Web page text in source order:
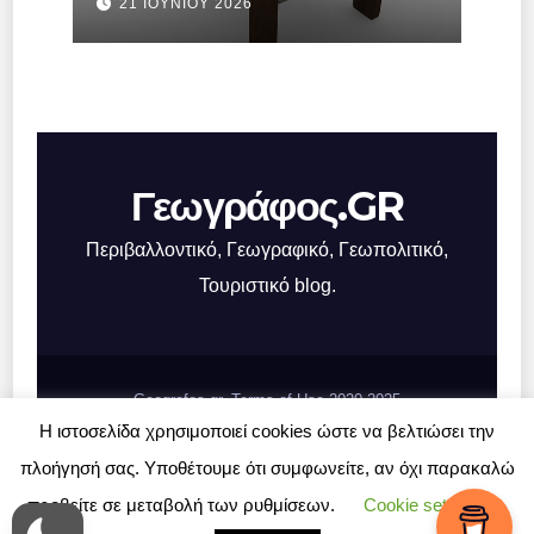
μετατρέπονται σε
μηχανισμό πίεσης
21 ΙΟΥΝΊΟΥ 2026
Γεωγράφος.GR
Περιβαλλοντικό, Γεωγραφικό, Γεωπολιτικό,
Τουριστικό blog.
Geografos.gr, Terms of Use 2020-2025
Σχετικά με το Γεωγράφος.GR Επικοινωνία
Η ιστοσελίδα χρησιμοποιεί cookies ώστε να βελτιώσει την
πλοήγησή σας. Υποθέτουμε ότι συμφωνείτε, αν όχι παρακαλώ
προβείτε σε μεταβολή των ρυθμίσεων.
Cookie settings